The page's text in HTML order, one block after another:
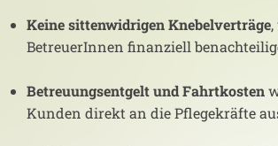
Keine sittenwidrigen Knebelverträge
BetreuerInnen finanziell
Betreuungsentgelt und Fahrtkosten
Kunden direkt an die Pflegekräfte